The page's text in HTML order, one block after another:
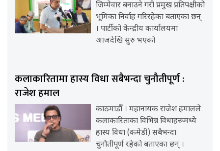
जिम्मेवार बनाउने गरी प्रमुख प्रतिपक्षीको
भूमिका निर्वाह गरिरहेका बताएका छन्
। पार्टीको केन्द्रीय कार्यालयमा
आजदेखि सुरु भएको
कलाकारितामा हास्य विधा सबैभन्दा चुनौतीपूर्ण :
राजेश हमाल
काठमाडौँ । महानायक राजेश हमालले
कलाकारिताका विभिन्न विधाहरूमध्ये
हास्य विधा (कमेडी) सबैभन्दा
चुनौतीपूर्ण रहेको बताएका छन् ।